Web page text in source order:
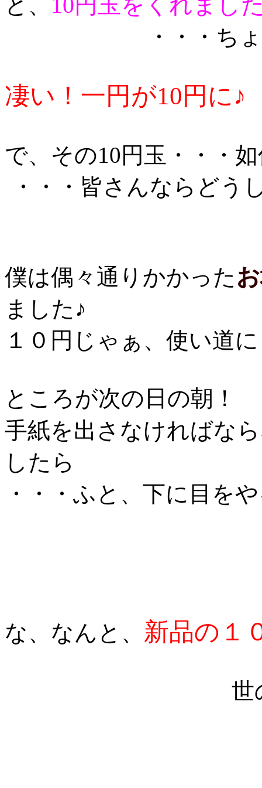
・・・ち
凄い！一円が10円に♪
で、その10円玉・・・
・・・皆さんならどう
僕は偶々通りかかった
ました♪
１０円じゃぁ、使い道
ところが次の日の朝！
手紙を出さなければな
したら
・・・ふと、下に目を
な、なんと、 新品の１
世